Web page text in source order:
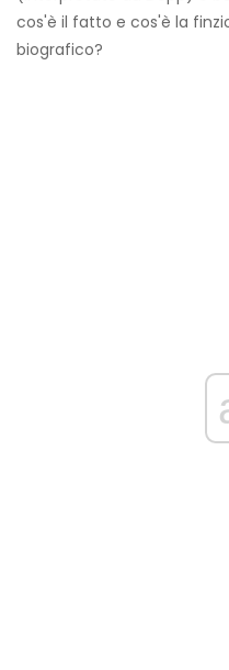
cos'è il fatto e cos'è la
biografico?